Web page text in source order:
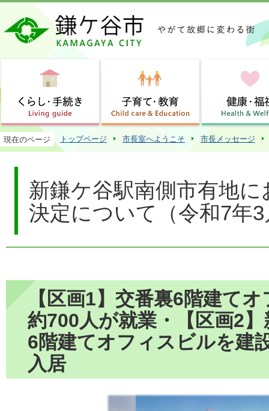
この
現在のページ トップページ 市長室へようこそ 市長メッセージ
新鎌ケ谷駅南側市有地
決定について（令和7年
【区画1】交番裏6階建て
約700人が就業・【区画2
6階建てオフィスビルを
入居